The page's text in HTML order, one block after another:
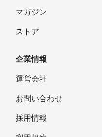
マガジン
ストア
企業情報
運営会社
お問い合わせ
採用情報